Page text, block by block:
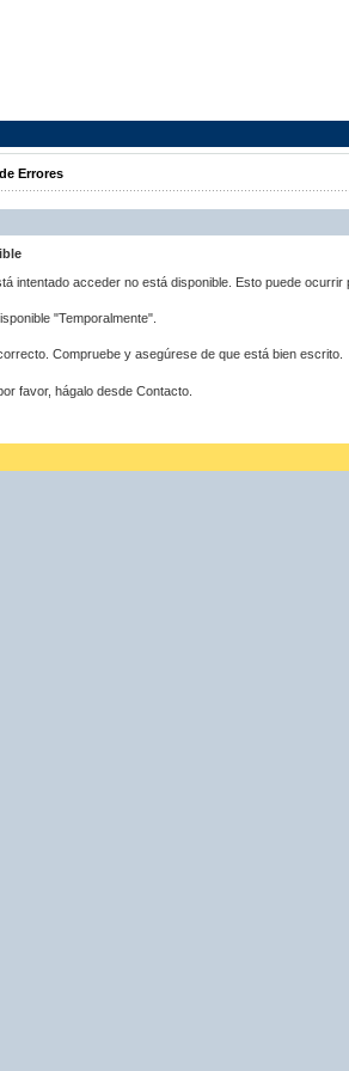
Errores
intentado acceder no está disponible. Esto puede ocurrir
"Temporalmente".
Compruebe y asegúrese de que está bien escrito.
favor, hágalo desde Contacto.